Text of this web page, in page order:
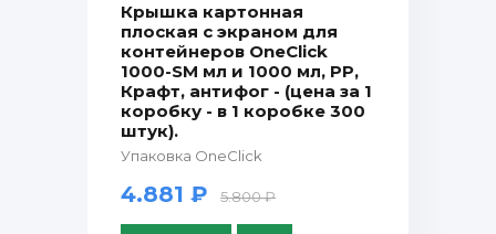
Крышка картонная
плоская с экраном для
контейнеров OneClick
1000-SM мл и 1000 мл, PP,
Крафт, антифог - (цена за 1
коробку - в 1 коробке 300
штук).
Упаковка OneClick
4.881 ₽ 5.800 ₽